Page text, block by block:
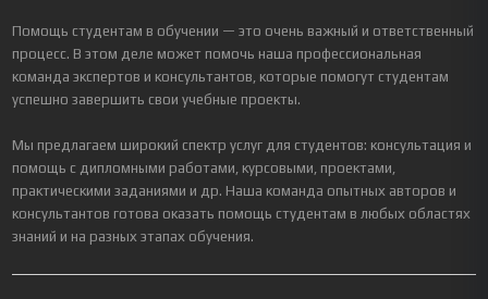
Помощь студентам в обучении — это очень важный и ответственный
процесс. В этом деле может помочь наша профессиональная
команда экспертов и консультантов, которые помогут студентам
успешно завершить свои учебные проекты.
Мы предлагаем широкий спектр услуг для студентов: консультация и
помощь с дипломными работами, курсовыми, проектами,
практическими заданиями и др. Наша команда опытных авторов и
консультантов готова оказать помощь студентам в любых областях
знаний и на разных этапах обучения.